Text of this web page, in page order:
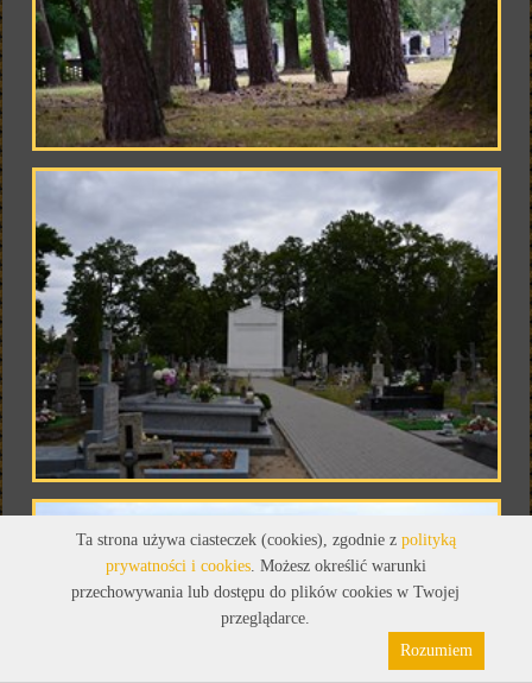
Ta strona używa ciasteczek (cookies), zgodnie z polityką
prywatności i cookies. Możesz określić warunki
przechowywania lub dostępu do plików cookies w Twojej
przeglądarce.
Rozumiem